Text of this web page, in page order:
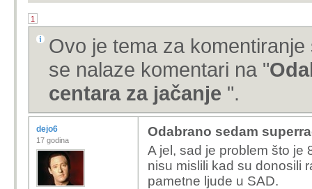
1
Ovo je tema za
se nalaze komentari na "
centara za jačanje ".
dejo6
17 godina
Odabrano sedam
A jel, sad je problem što je
nisu mislili kad su donosili
pametne ljude u SAD.